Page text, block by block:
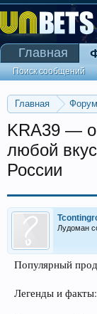
Главная Форум
KRA39 —
любой
России
Лудоман
Популярный
Легенды и
Главная
Поиск сообщений